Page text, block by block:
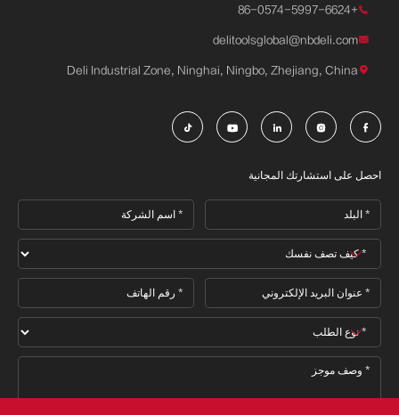

+86-0574-5997-6624

delitoolsglobal@nbdeli.com

Deli Industrial Zone, Ninghai, Ningbo, Zhejiang, China





احصل على استشارتك المجانية